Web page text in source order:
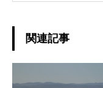
の
関連記事